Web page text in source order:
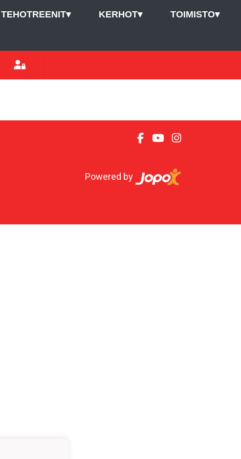
TEHOTREENIT▾ KERHOT▾ TOIMISTO▾
Powered by